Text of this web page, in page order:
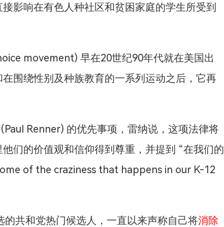
影响在有色人种社区和贫困家庭的学生所受到
movement) 早在20世纪90年代就在美国出
围绕性别及种族教育的一系列运动之后，它再
Renner) 的优先事项，雷纳说，这项法律将
们的价值观和信仰得到尊重，并提到 “在我们的
of the craziness that happens in our K-12
共和党热门候选人，一直以来声称自己将消除